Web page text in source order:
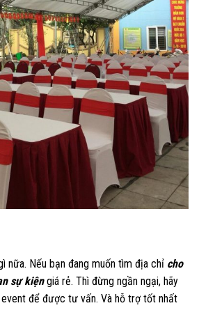
nữa. Nếu bạn đang muốn tìm địa chỉ cho
sự kiệngiá rẻ. Thì đừng ngần ngại, hãy
event để được tư vấn. Và hỗ trợ tốt nhất